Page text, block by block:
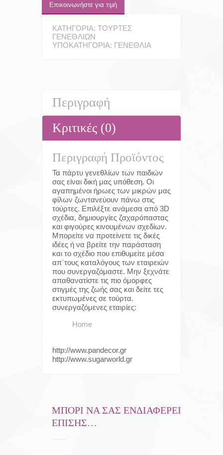
Επικοινωνήστε για τιμή
ΚΑΤΗΓΟΡΊΑ: ΤΟΎΡΤΕΣ
ΓΕΝΕΘΛΊΩΝ
ΥΠΟΚΑΤΗΓΟΡΊΑ: ΓΕΝΈΘΛΙΑ
Περιγραφή
Κριτικές (0)
Περιγραφή Προϊόντος
Τα πάρτυ γενεθλίων των παιδιών
σας είναι δική μας υπόθεση. Οι
αγαπημένοι ήρωες των μικρών μας
φίλων ζωντανεύουν πάνω στις
τούρτες. Επιλέξτε ανάμεσα από 3D
σχέδια, δημιουργίες ζαχαρόπαστας
και φιγούρες κινουμένων σχεδίων.
Μπορείτε να προτείνετε τις δικές
ιδέες ή να βρείτε την παράσταση
και το σχέδιο που επιθυμείτε μέσα
απ΄τους καταλόγους των εταιρειών
που συνεργαζόμαστε. Μην ξεχνάτε
απαθανατίστε τις πιο όμορφες
στιγμές της ζωής σας και δείτε τες
εκτυπωμένες σε τούρτα.
συνεργαζόμενες εταιρίες:
Home
http://www.pandecor.gr
http://www.sugarworld.gr
ΜΠΟΡΊ ΝΑ ΣΑΣ ΕΝΔΙΑΦΈΡΕΙ
ΕΠΊΣΗΣ…